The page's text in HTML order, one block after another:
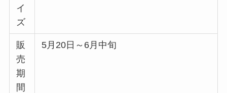
イ
ズ
販
売
期
間
5月20日～6月中旬